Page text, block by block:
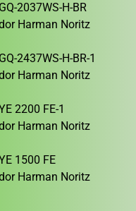
2037WS-H-BR
Harman Noritz
2437WS-H-BR-1
Harman Noritz
2200 FE-1
Harman Noritz
1500 FE
Harman Noritz